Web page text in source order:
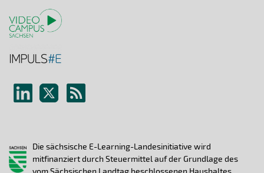
Die sächsische E-Learning-Landesinitiative wird
mitfinanziert durch Steuermittel auf der Grundlage des